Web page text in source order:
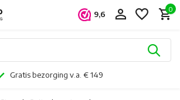
9,6
0
Gratis bezorging v.a. € 149